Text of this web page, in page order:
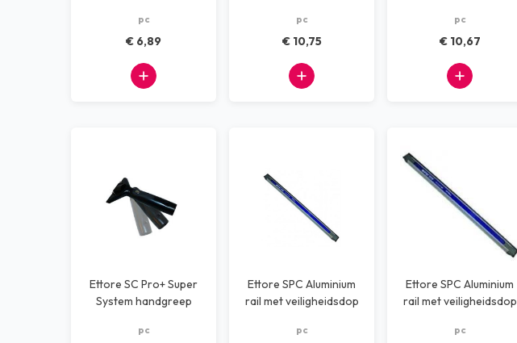
pc
€ 6,89
pc
€ 10,75
pc
€ 10,67
Ettore SC Pro+ Super
System handgreep
pc
Ettore SPC Aluminium
rail met veiligheidsdop
pc
Ettore SPC Aluminium
rail met veiligheidsdop
pc